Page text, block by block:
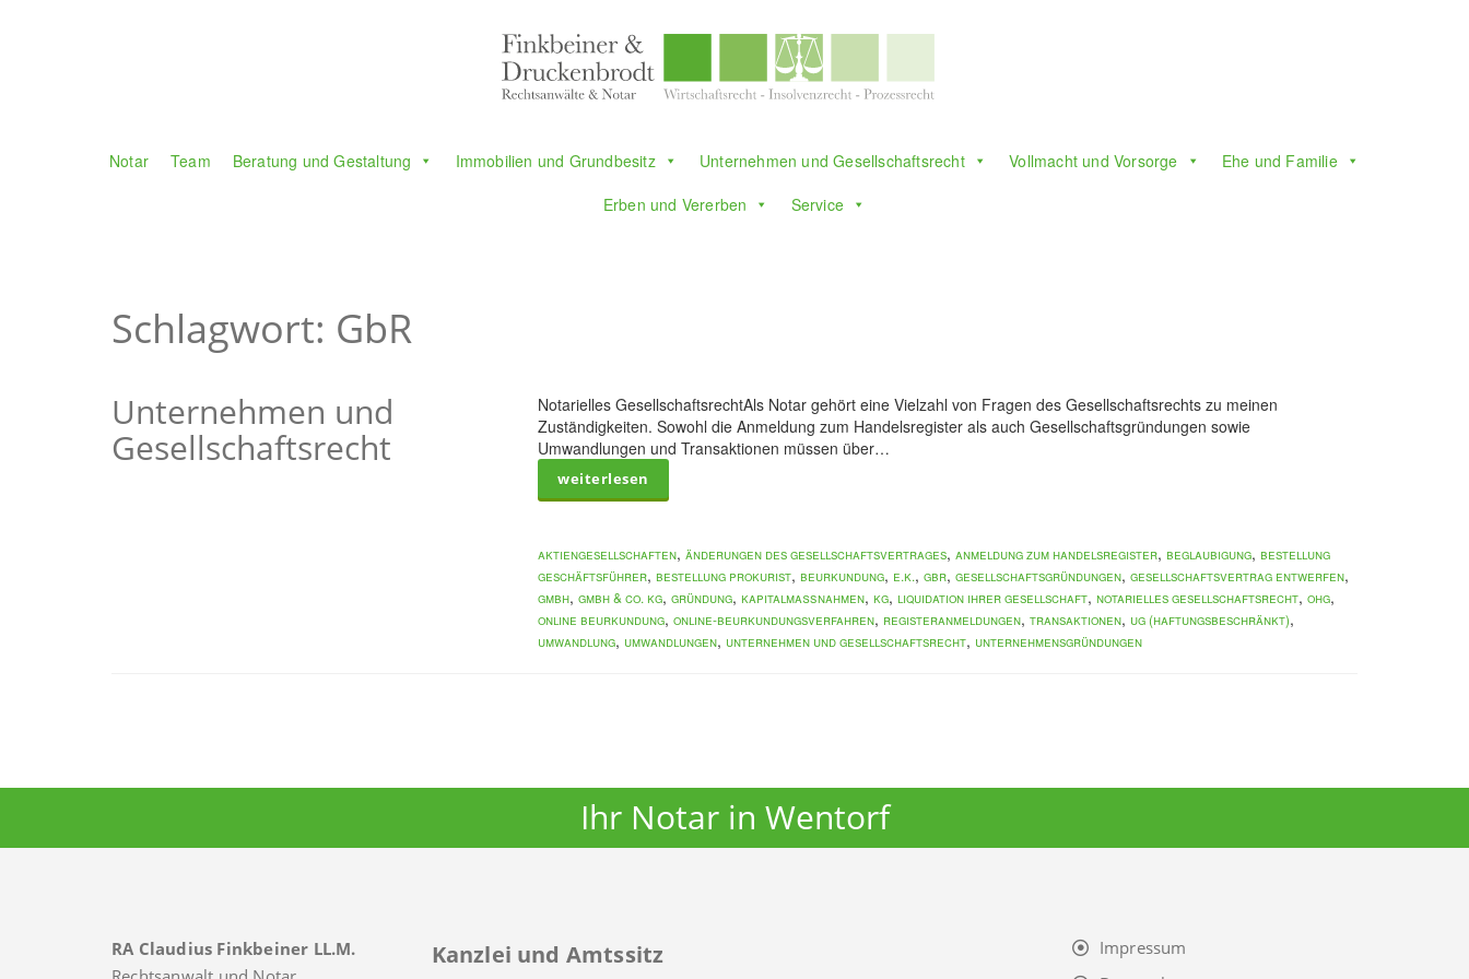
Notar Team Beratung und Gestaltung Immobilien und Grundbesitz Unternehmen und Gesellschaftsrecht Vollmacht und Vorsorge
Ehe und Familie
Erben und Vererben
Service
Schlagwort: GbR
Unternehmen und
Gesellschaftsrecht
Notarielles GesellschaftsrechtAls Notar gehört eine Vielzahl von Fragen des Gesellschaftsrechts zu meinen
Zuständigkeiten. Sowohl die Anmeldung zum Handelsregister als auch Gesellschaftsgründungen sowie
Umwandlungen und Transaktionen müssen über…
weiterlesen
Aktiengesellschaften, Änderungen des Gesellschaftsvertrages, Anmeldung zum Handelsregister, Beglaubigung, Bestellung
Geschäftsführer, Bestellung Prokurist, Beurkundung, e.K., GbR, Gesellschaftsgründungen, Gesellschaftsvertrag entwerfen,
GmbH, GmbH & Co. KG, Gründung, Kapitalmaßnahmen, KG, Liquidation Ihrer Gesellschaft, Notarielles Gesellschaftsrecht, oHG,
Online Beurkundung, Online-Beurkundungsverfahren, Registeranmeldungen, Transaktionen, UG (haftungsbeschränkt),
Umwandlung, Umwandlungen, Unternehmen und Gesellschaftsrecht, Unternehmensgründungen
Ihr Notar in Wentorf
RA Claudius Finkbeiner LL.M.
Kanzlei und Amtssitz
Impressum